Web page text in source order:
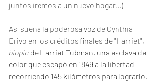
juntos iremos a un nuevo hogar...)
Así suena la poderosa voz de Cynthia
Erivo en los créditos finales de "Harriet",
biopic de Harriet Tubman, una esclava de
color que escapó en 1849 a la libertad
recorriendo 145 kilómetros para lograrlo.